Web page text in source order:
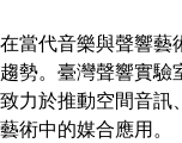
在當代音樂與聲響藝
趨勢。臺灣聲響實驗
致力於推動空間音訊
藝術中的媒合應用。